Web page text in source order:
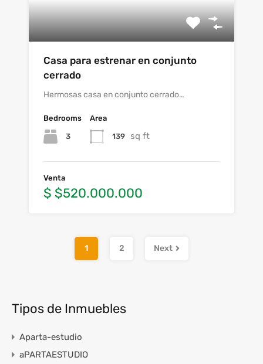
Casa para estrenar en conjunto
cerrado
Hermosas casa en conjunto cerrado…
Bedrooms
3
Area
139 sq ft
Venta
$ $520.000.000
1 2 Next
Tipos de Inmuebles
Aparta-estudio
aPARTAESTUDIO